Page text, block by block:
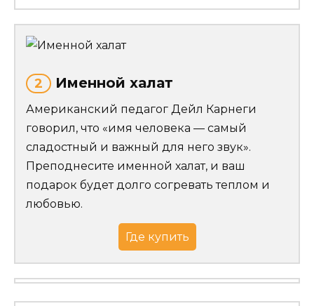
2 Именной халат
Американский педагог Дейл Карнеги
говорил, что «имя человека — самый
сладостный и важный для него звук».
Преподнесите именной халат, и ваш
подарок будет долго согревать теплом и
любовью.
Где купить